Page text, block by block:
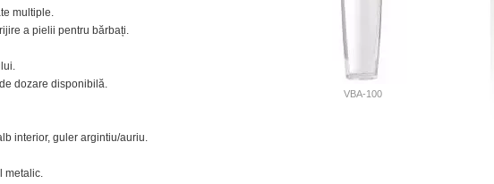
VBA-100
multiple.
a pielii pentru bărbați.
dozare disponibilă.
interior, guler argintiu/auriu.
metalic.